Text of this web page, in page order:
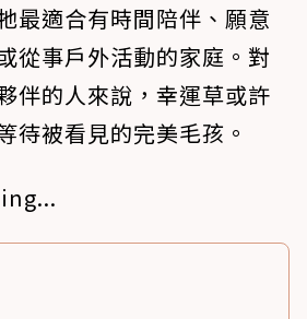
最適合有時間陪伴、願意
從事戶外活動的家庭。對
伴的人來說，幸運草或許
待被看見的完美毛孩。